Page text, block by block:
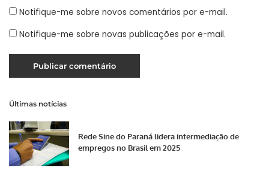
Notifique-me sobre novos comentários por e-mail.
Notifique-me sobre novas publicações por e-mail.
Últimas notícias
Rede Sine do Paraná lidera intermediação de
empregos no Brasil em 2025